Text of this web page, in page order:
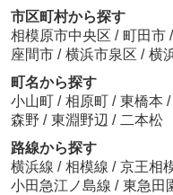
市区町村から探す
相模原市中央区 / 町田市 /
座間市 / 横浜市泉区 / 横
町名から探す
小山町 / 相原町 / 東橋本 /
森野 / 東淵野辺 / 二本松
路線から探す
横浜線 / 相模線 / 京王相
小田急江ノ島線 / 東急田